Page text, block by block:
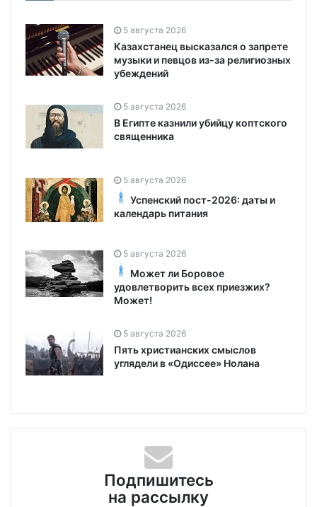
5 августа 2026
Казахстанец высказался о запрете
музыки и певцов из-за религиозных
убеждений
5 августа 2026
В Египте казнили убийцу коптского
священника
5 августа 2026
Успенский пост-2026: даты и
календарь питания
5 августа 2026
Может ли Боровое
удовлетворить всех приезжих?
Может!
5 августа 2026
Пять христианских смыслов
углядели в «Одиссее» Нолана
Подпишитесь
на рассылку